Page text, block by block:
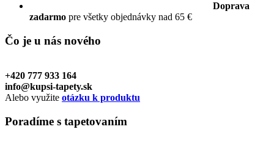
Doprava
zadarmo pre všetky objednávky nad 65 €
Čo je u nás nového
+420 777 933 164
info@kupsi-tapety.sk
Alebo využite otázku k produktu
Poradíme s tapetovaním